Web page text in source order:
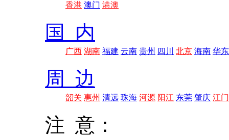
香港 澳门 港澳
国 内
广西 湖南 福建 云南 贵州 四川 北京 海南 华东
周 边
韶关 惠州 清远 珠海 河源 阳江 东莞 肇庆 江门
注 意：